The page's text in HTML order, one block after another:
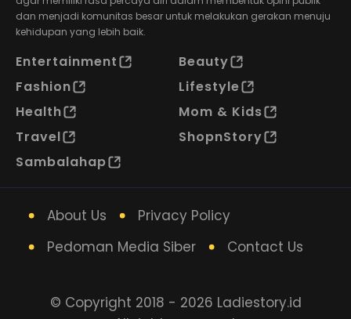
dan menjadi komunitas besar untuk melakukan gerakan menuju
kehidupan yang lebih baik.
Entertainment
Beauty
Fashion
Lifestyle
Health
Mom & Kids
Travel
ShopnStory
Sambalahap
About Us
Privacy Policy
Pedoman Media Siber
Contact Us
© Copyright 2018 - 2026 Ladiestory.id